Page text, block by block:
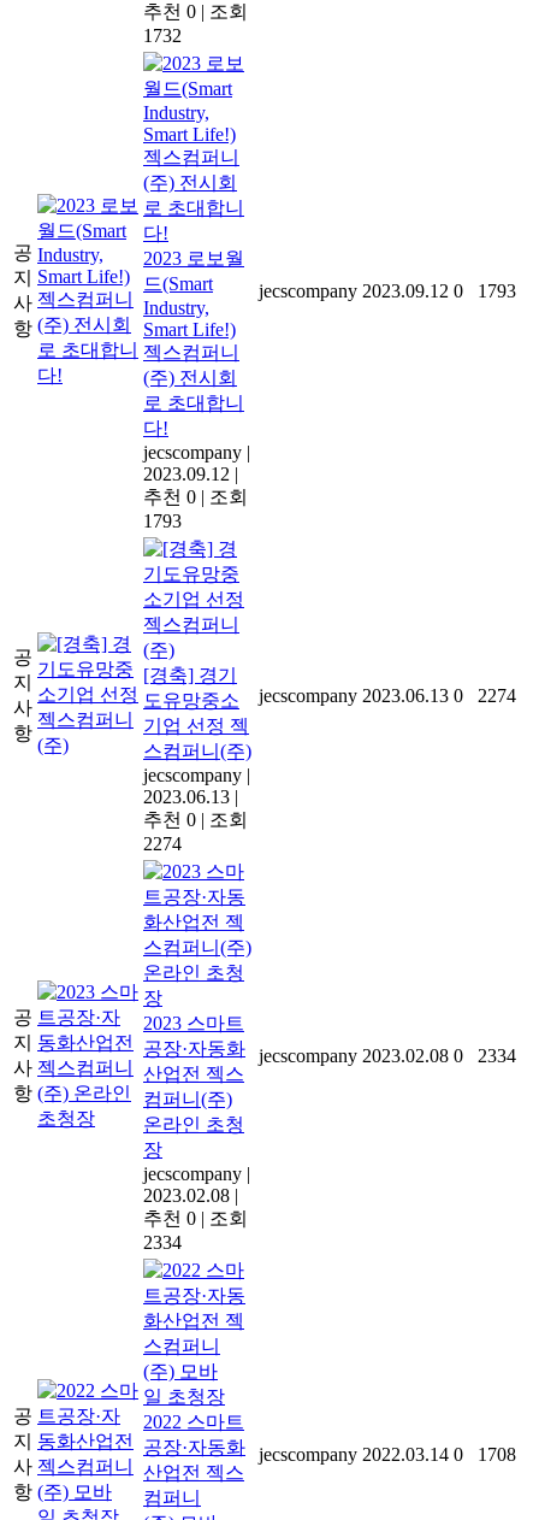
추천 0 | 조회
1732
공
지
사
항
2023 로보월
드(Smart
Industry,
Smart Life!)
젝스컴퍼니
(주) 전시회
로 초대합니
다!
jecscompany |
2023.09.12 |
추천 0 | 조회
1793
jecscompany 2023.09.12 0 1793
공
지
사
항
[경축] 경기
도유망중소
기업 선정 젝
스컴퍼니(주)
jecscompany |
2023.06.13 |
추천 0 | 조회
2274
jecscompany 2023.06.13 0 2274
공
지
사
항
2023 스마트
공장·자동화
산업전 젝스
컴퍼니(주)
온라인 초청
장
jecscompany |
2023.02.08 |
추천 0 | 조회
2334
jecscompany 2023.02.08 0 2334
공
지
사
항
2022 스마트
공장·자동화
산업전 젝스
컴퍼니
jecscompany 2022.03.14 0 1708